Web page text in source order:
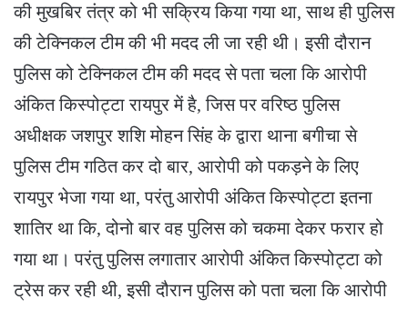
की मुखबिर तंत्र को भी सक्रिय किया गया था, साथ ही पुलिस
की टेक्निकल टीम की भी मदद ली जा रही थी। इसी दौरान
पुलिस को टेक्निकल टीम की मदद से पता चला कि आरोपी
अंकित किस्पोट्टा रायपुर में है, जिस पर वरिष्ठ पुलिस
अधीक्षक जशपुर शशि मोहन सिंह के द्वारा थाना बगीचा से
पुलिस टीम गठित कर दो बार, आरोपी को पकड़ने के लिए
रायपुर भेजा गया था, परंतु आरोपी अंकित किस्पोट्टा इतना
शातिर था कि, दोनो बार वह पुलिस को चकमा देकर फरार हो
गया था। परंतु पुलिस लगातार आरोपी अंकित किस्पोट्टा को
ट्रेस कर रही थी, इसी दौरान पुलिस को पता चला कि आरोपी